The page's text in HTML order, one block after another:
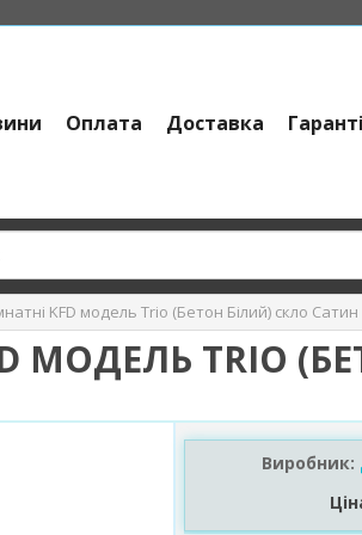
Оплата Доставка
KFD модель Trio (Бетон Білий) скло Сатин
МОДЕЛЬ TRIO
Виробник: